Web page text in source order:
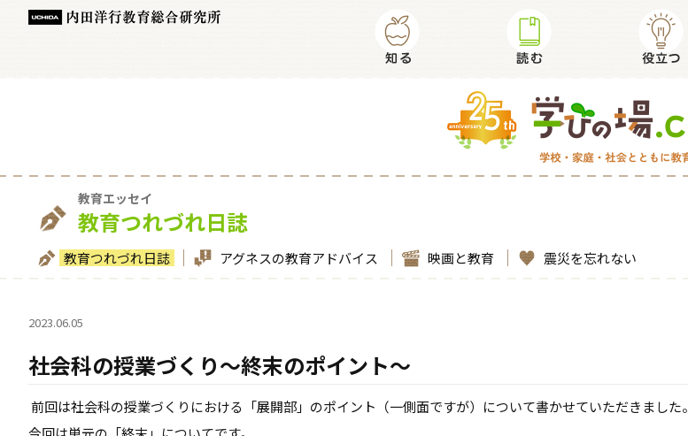
教育エッセイ
教育つれづれ日誌
教育つれづれ日誌 アグネスの教育アドバイス 映画と教育 震災を忘れない
2023.06.05
社会科の授業づくり～終末のポイント～
前回は社会科の授業づくりにおける「展開部」のポイント（一側面ですが）について書かせていただきました。